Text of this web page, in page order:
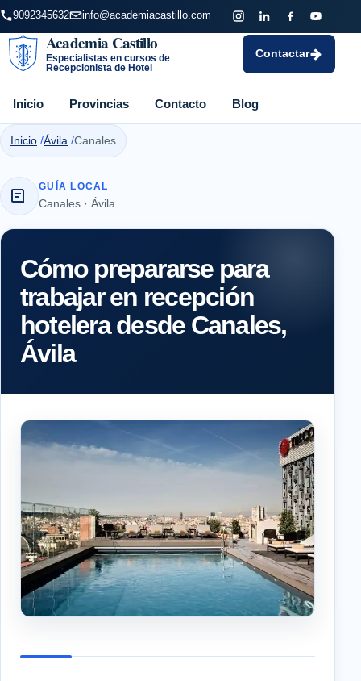
9092345632 info@academiacastillo.com
Academia Castillo
Especialistas en cursos de
Recepcionista de Hotel
Inicio Provincias Contacto Blog
Contactar
Inicio Ávila Canales
GUÍA LOCAL
Canales · Ávila
Cómo prepararse para
trabajar en recepción
hotelera desde Canales,
Ávila